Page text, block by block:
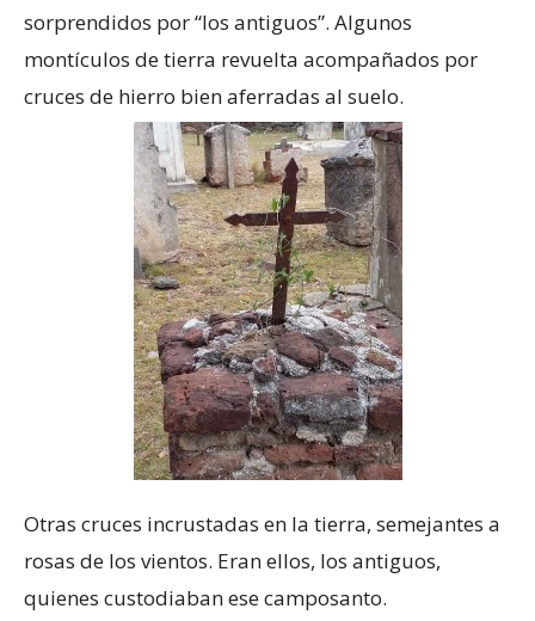
sorprendidos por “los antiguos”. Algunos
montículos de tierra revuelta acompañados por
cruces de hierro bien aferradas al suelo.
Otras cruces incrustadas en la tierra, semejantes a
rosas de los vientos. Eran ellos, los antiguos,
quienes custodiaban ese camposanto.